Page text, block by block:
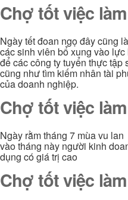
Chợ tốt việc
Ngày tết đoan ngọ đây cũng
các sinh viên bổ xung vào
để các công ty tuyển thực
cũng như tìm kiếm nhân tài
của doanh nghiệp.
Chợ tốt việc
Ngày rằm tháng 7 mùa vu
vào tháng này người kinh
dụng có giá trị cao
Chợ tốt việc